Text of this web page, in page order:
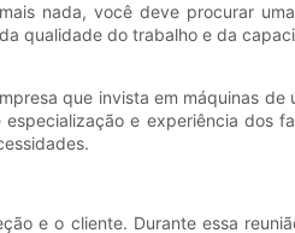
nada, você deve procurar
qualidade do trabalho e da
que invista em máquinas de
e experiência dos
e o cliente. Durante essa